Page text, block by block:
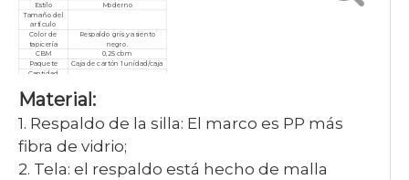
Estilo
Moderno
Tamaño del
artículo
Color de
tapicería
Respaldo gris y asiento
negro.
CBM 0,25 cbm
Paquete Caja de cartón 1 unidad/caja
Cantidad
pedido
Garantía
Certificado ISO9001/ISO14001/ISO18001
Material:
1. Respaldo de la silla: El marco es PP más
fibra de vidrio;
2. Tela: el respaldo está hecho de malla